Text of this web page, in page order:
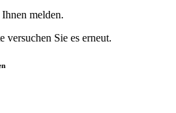
melden.
versuchen Sie es erneut.